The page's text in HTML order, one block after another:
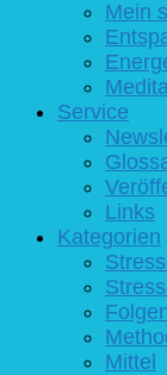
Mein
Service
Links
Kategorien
Mittel